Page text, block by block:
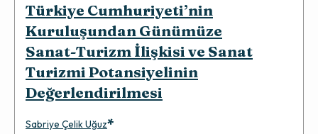
Türkiye Cumhuriyeti’nin
Kuruluşundan Günümüze
Sanat-Turizm İlişkisi ve Sanat
Turizmi Potansiyelinin
Değerlendirilmesi
Sabriye Çelik Uğuz*